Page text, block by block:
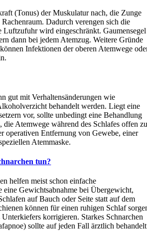
(Tonus) der Muskulatur nach, die Zunge
Dadurch verengen sich die
Luftzufuhr wird eingeschränkt. Gaumensegel
dann bei jedem Atemzug. Weitere Gründe
Infektionen der oberen Atemwege
gut mit Verhaltensänderungen wie
behandelt werden. Liegt eine
vor, sollte unbedingt eine Behandlung
die Atemwege während des Schlafes offen
operativen Entfernung von Gewebe, einer
Atemmaske.
tun?
helfen meist schon einfache
eine Gewichtsabnahme bei Übergewicht,
auf Bauch oder Seite statt auf dem
können für einen ruhigen Schlaf
korrigieren. Starkes Schnarchen
sollte auf jeden Fall ärztlich behandelt